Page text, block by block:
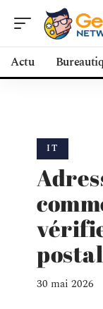
Actu
IT
30 mai 2026